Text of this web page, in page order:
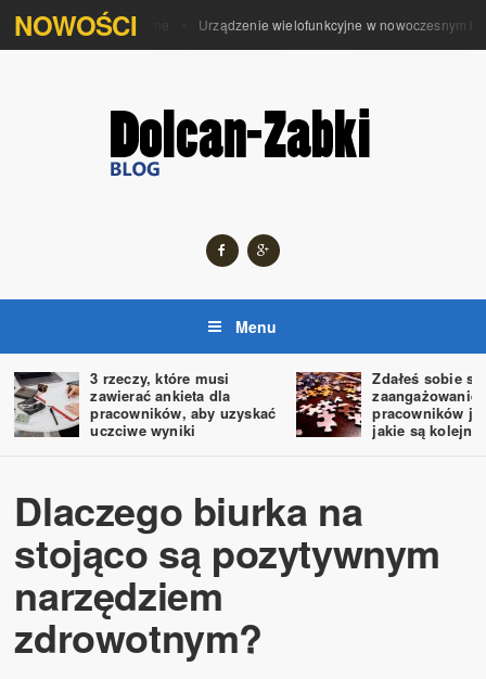
NOWOŚCI
wielofunkcyjne Urządzenie wielofunkcyjne w nowoczesnym
Menu
3 rzeczy, które musi
zawierać ankieta dla
pracowników, aby uzyskać
uczciwe wyniki
Zdałeś sobie
zaangażowanie
pracowników
jakie są kolejne
Dlaczego biurka na
stojąco są pozytywnym
narzędziem
zdrowotnym?